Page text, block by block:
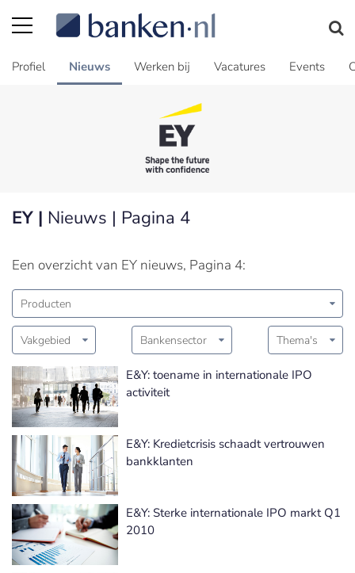
Profiel Nieuws Werken bij Vacatures Events
EY | Nieuws | Pagina 4
Een overzicht van EY nieuws, Pagina 4:
Producten
Vakgebied Bankensector Thema's
E&Y: toename in internationale IPO
activiteit
E&Y: Kredietcrisis schaadt vertrouwen
bankklanten
E&Y: Sterke internationale IPO markt Q1
2010